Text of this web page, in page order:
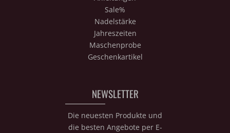
Sale%
Nadelstärke
Jahreszeiten
Maschenprobe
Geschenkartikel
NEWSLETTER
Die neuesten Produkte und
die besten Angebote per E-